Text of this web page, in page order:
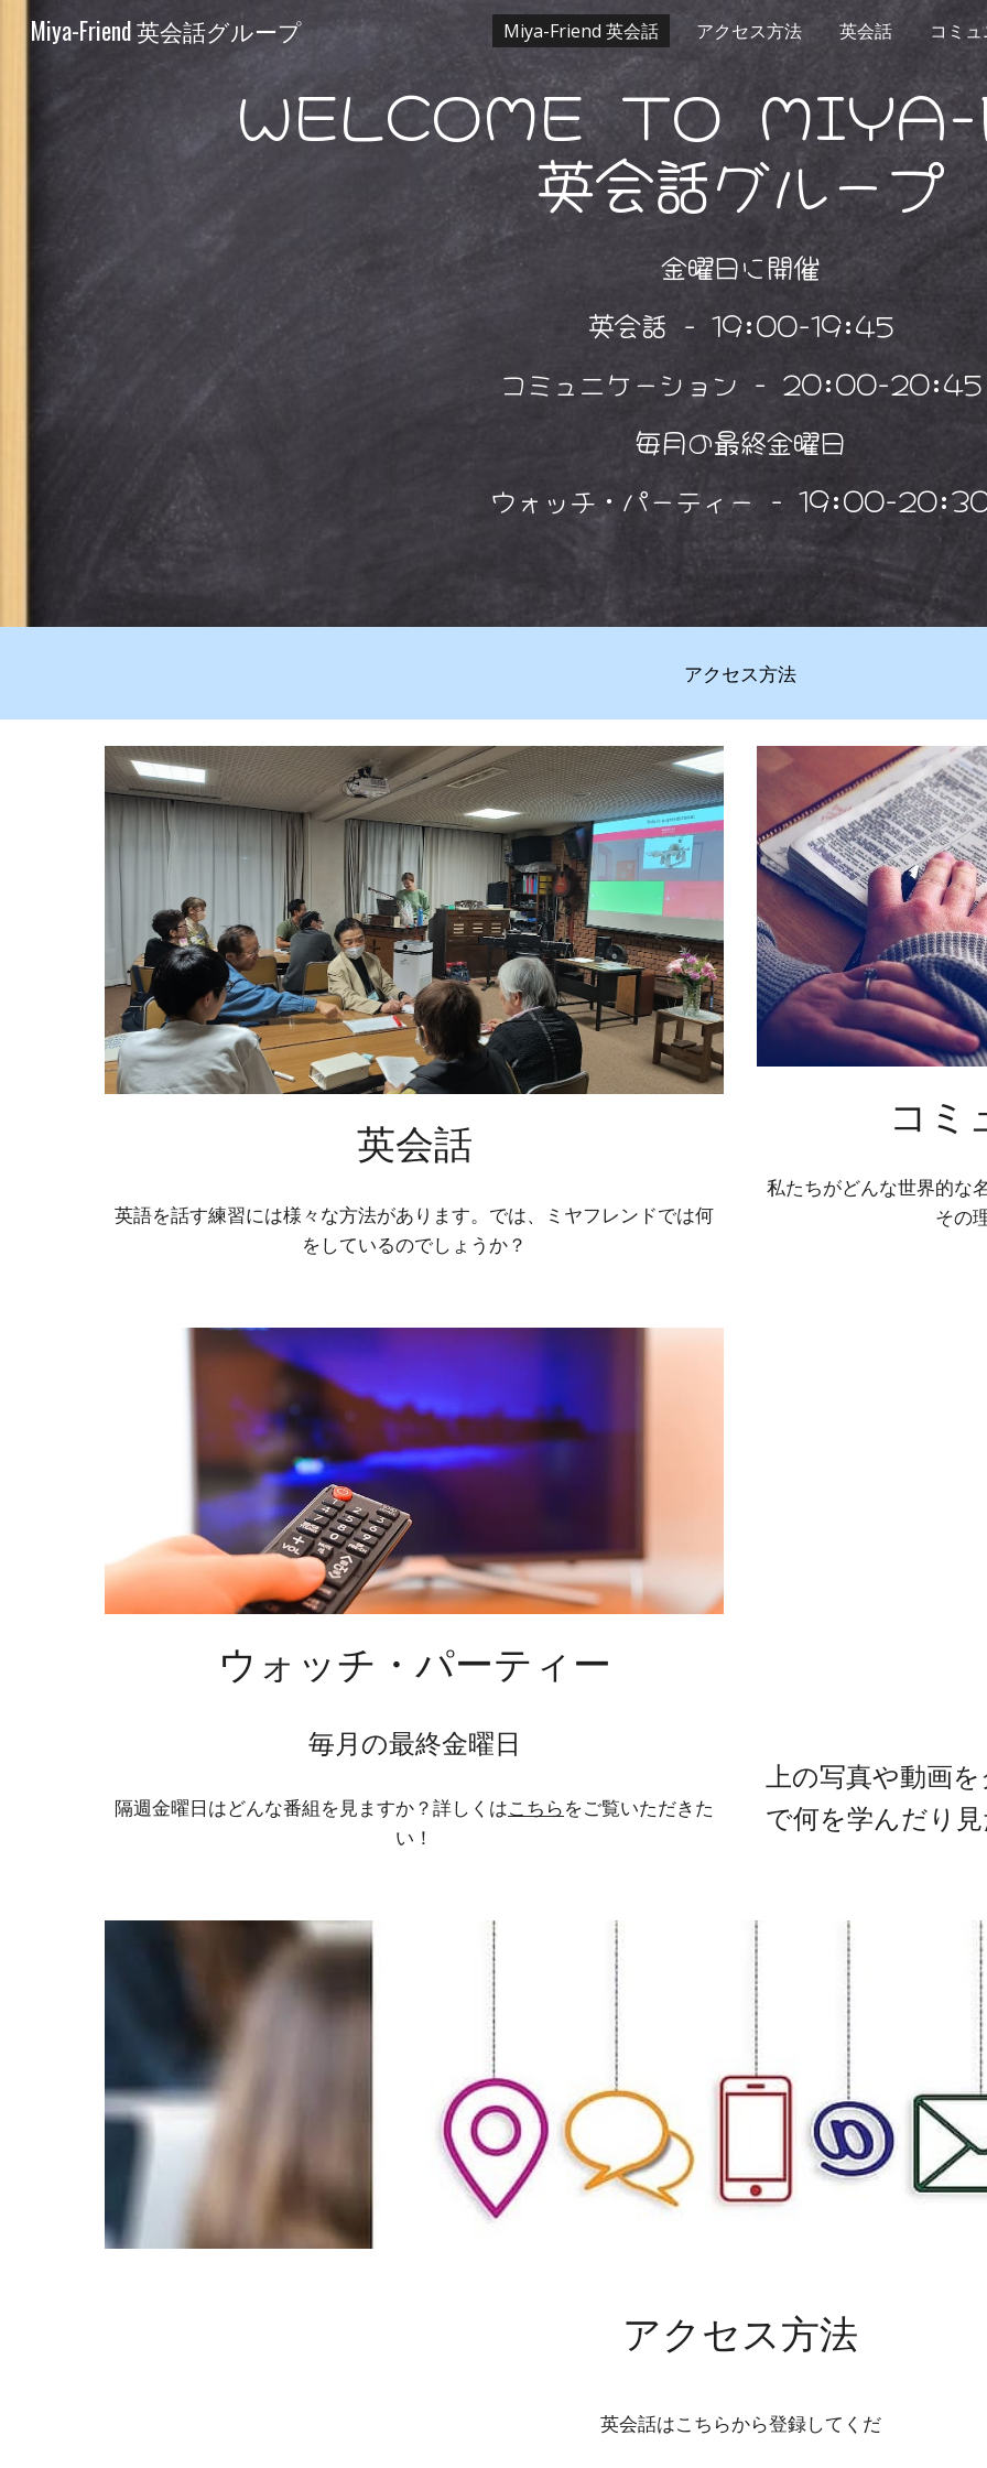
Skip to main content Skip to
Miya-Friend 英会話グループ Miya-Friend 英会話 アクセス方法 英会話 コミ
WELCOME TO
英会話グループ
金曜日に開催
英会話 - 19:00-19:45
コミュニケーション - 20:00-20:45
毎月の最終金曜日
ウォッチ・パーティー - 19:00-
アクセス方法
英会話
英語を話す練習には様々な方法があります。では、ミヤフレンドでは何
をしているのでしょうか？
コミ
私たちがどんな世界的な
その
ウォッチ・パーティー
毎月の最終金曜日
隔週金曜日はどんな番組を見ますか？詳しくはこちらをご覧いただきた
い！
上の写真や動画
で何を学んだり
アクセス方法
英会話はこちらから登録してくだ